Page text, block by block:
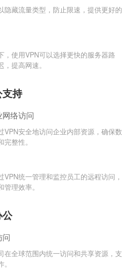
隐藏流量类型，防止限速，提供更好的
，使用VPN可以选择更快的服务器路
提高网速。
持
络访问
VPN安全地访问企业内部资源，确保数
整性。
VPN统一管理和监控员工的远程访问，
理效率。
问
在全球范围内统一访问和共享资源，支